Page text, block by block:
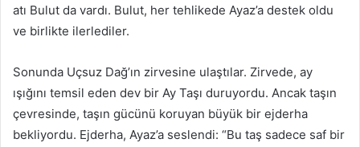
atı Bulut da vardı. Bulut, her tehlikede Ayaz’a destek oldu
ve birlikte ilerlediler.
Sonunda Uçsuz Dağ’ın zirvesine ulaştılar. Zirvede, ay
ışığını temsil eden dev bir Ay Taşı duruyordu. Ancak taşın
çevresinde, taşın gücünü koruyan büyük bir ejderha
bekliyordu. Ejderha, Ayaz’a seslendi: “Bu taş sadece saf bir